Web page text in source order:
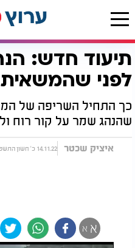
דף הבית חדשות תיעוד חדש: הנהג בורח רגע לפני שהמשאית בוערת
תיעוד חדש:
לפני
שהנהג שמר על קור רוח
איציק שכטר 14.11.22 כ' חשון התשפ"ג
א א